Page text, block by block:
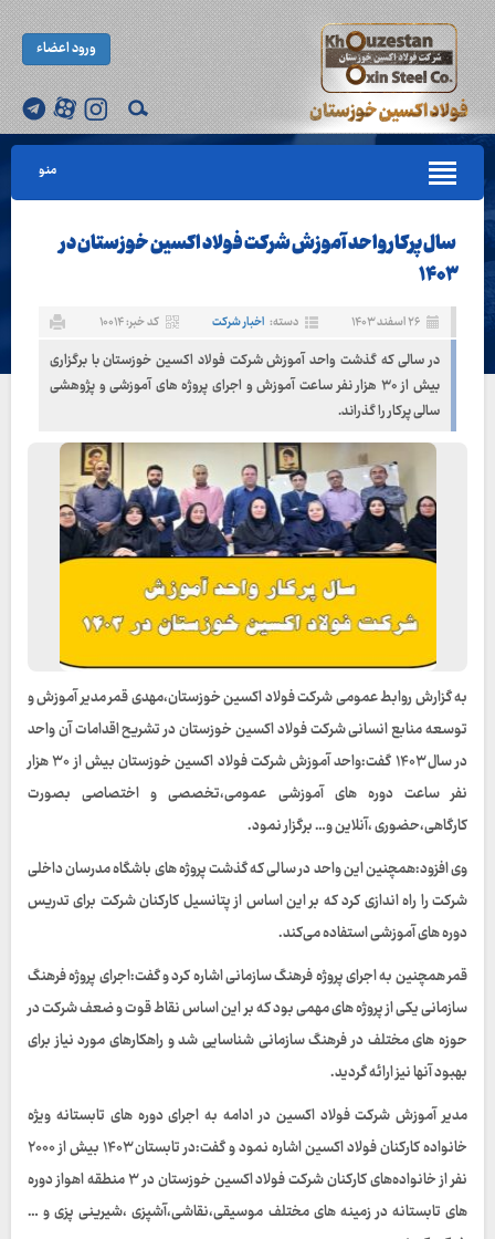
ورود اعضاء
منو
سال پرکار واحد آموزش شرکت فولاد اکسین خوزستان در
۱۴۰۳
۲۶ اسفند ۱۴۰۳ دسته: اخبار شرکت کد خبر: ۱۰۰۱۴
در سالی که گذشت واحد آموزش شرکت فولاد اکسین خوزستان با برگزاری
بیش از ۳۰ هزار نفر ساعت آموزش و اجرای پروژه های آموزشی و پژوهشی
سالی پرکار را گذراند.
به گزارش روابط عمومی شرکت فولاد اکسین خوزستان،مهدی قمر مدیر آموزش و
توسعه منابع انسانی شرکت فولاد اکسین خوزستان در تشریح اقدامات آن واحد
در سال ۱۴۰۳ گفت:واحد آموزش شرکت فولاد اکسین خوزستان بیش از ۳۰ هزار
نفر ساعت دوره های آموزشی عمومی،تخصصی و اختصاصی بصورت
کارگاهی،حضوری ،آنلاین و… برگزار نمود.
وی افزود:همچنین این واحد در سالی که گذشت پروژه های باشگاه مدرسان داخلی
شرکت را راه اندازی کرد که بر این اساس از پتانسیل کارکنان شرکت برای تدریس
دوره های آموزشی استفاده می‌کند.
قمر همچنین به اجرای پروژه فرهنگ سازمانی اشاره کرد و گفت:اجرای پروژه فرهنگ
سازمانی یکی از پروژه های مهمی بود که بر این اساس نقاط قوت و ضعف شرکت در
حوزه های مختلف در فرهنگ سازمانی شناسایی شد و راهکارهای مورد نیاز برای
بهبود آنها نیز ارائه گردید.
مدیر آموزش شرکت فولاد اکسین در ادامه به اجرای دوره های تابستانه ویژه
خانواده کارکنان فولاد اکسین اشاره نمود و گفت:در تابستان ۱۴۰۳ بیش از ۲۰۰۰
نفر از خانواده‌های کارکنان شرکت فولاد اکسین خوزستان در ۳ منطقه اهواز دوره
های تابستانه در زمینه های مختلف موسیقی،نقاشی،آشپزی ،شیرینی پزی و …